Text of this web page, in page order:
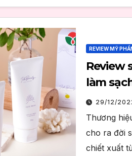
REVIEW MỸ
Review
làm
da29/12/
Thương
cho ra đời
chiết xuất